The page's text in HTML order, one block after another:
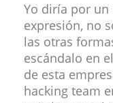
Yo diría por
expresión, no
las otras
escándalo en
de esta
hacking team